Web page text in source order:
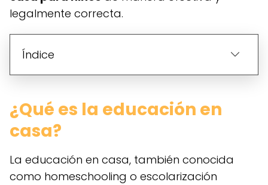
legalmente correcta.
Índice
¿Qué es la educación en
casa?
La educación en casa, también conocida
como homeschooling o escolarización